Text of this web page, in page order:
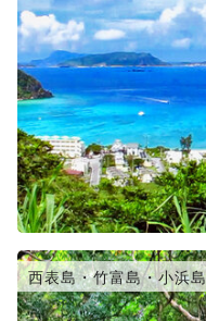
西表島・竹富島・小浜島